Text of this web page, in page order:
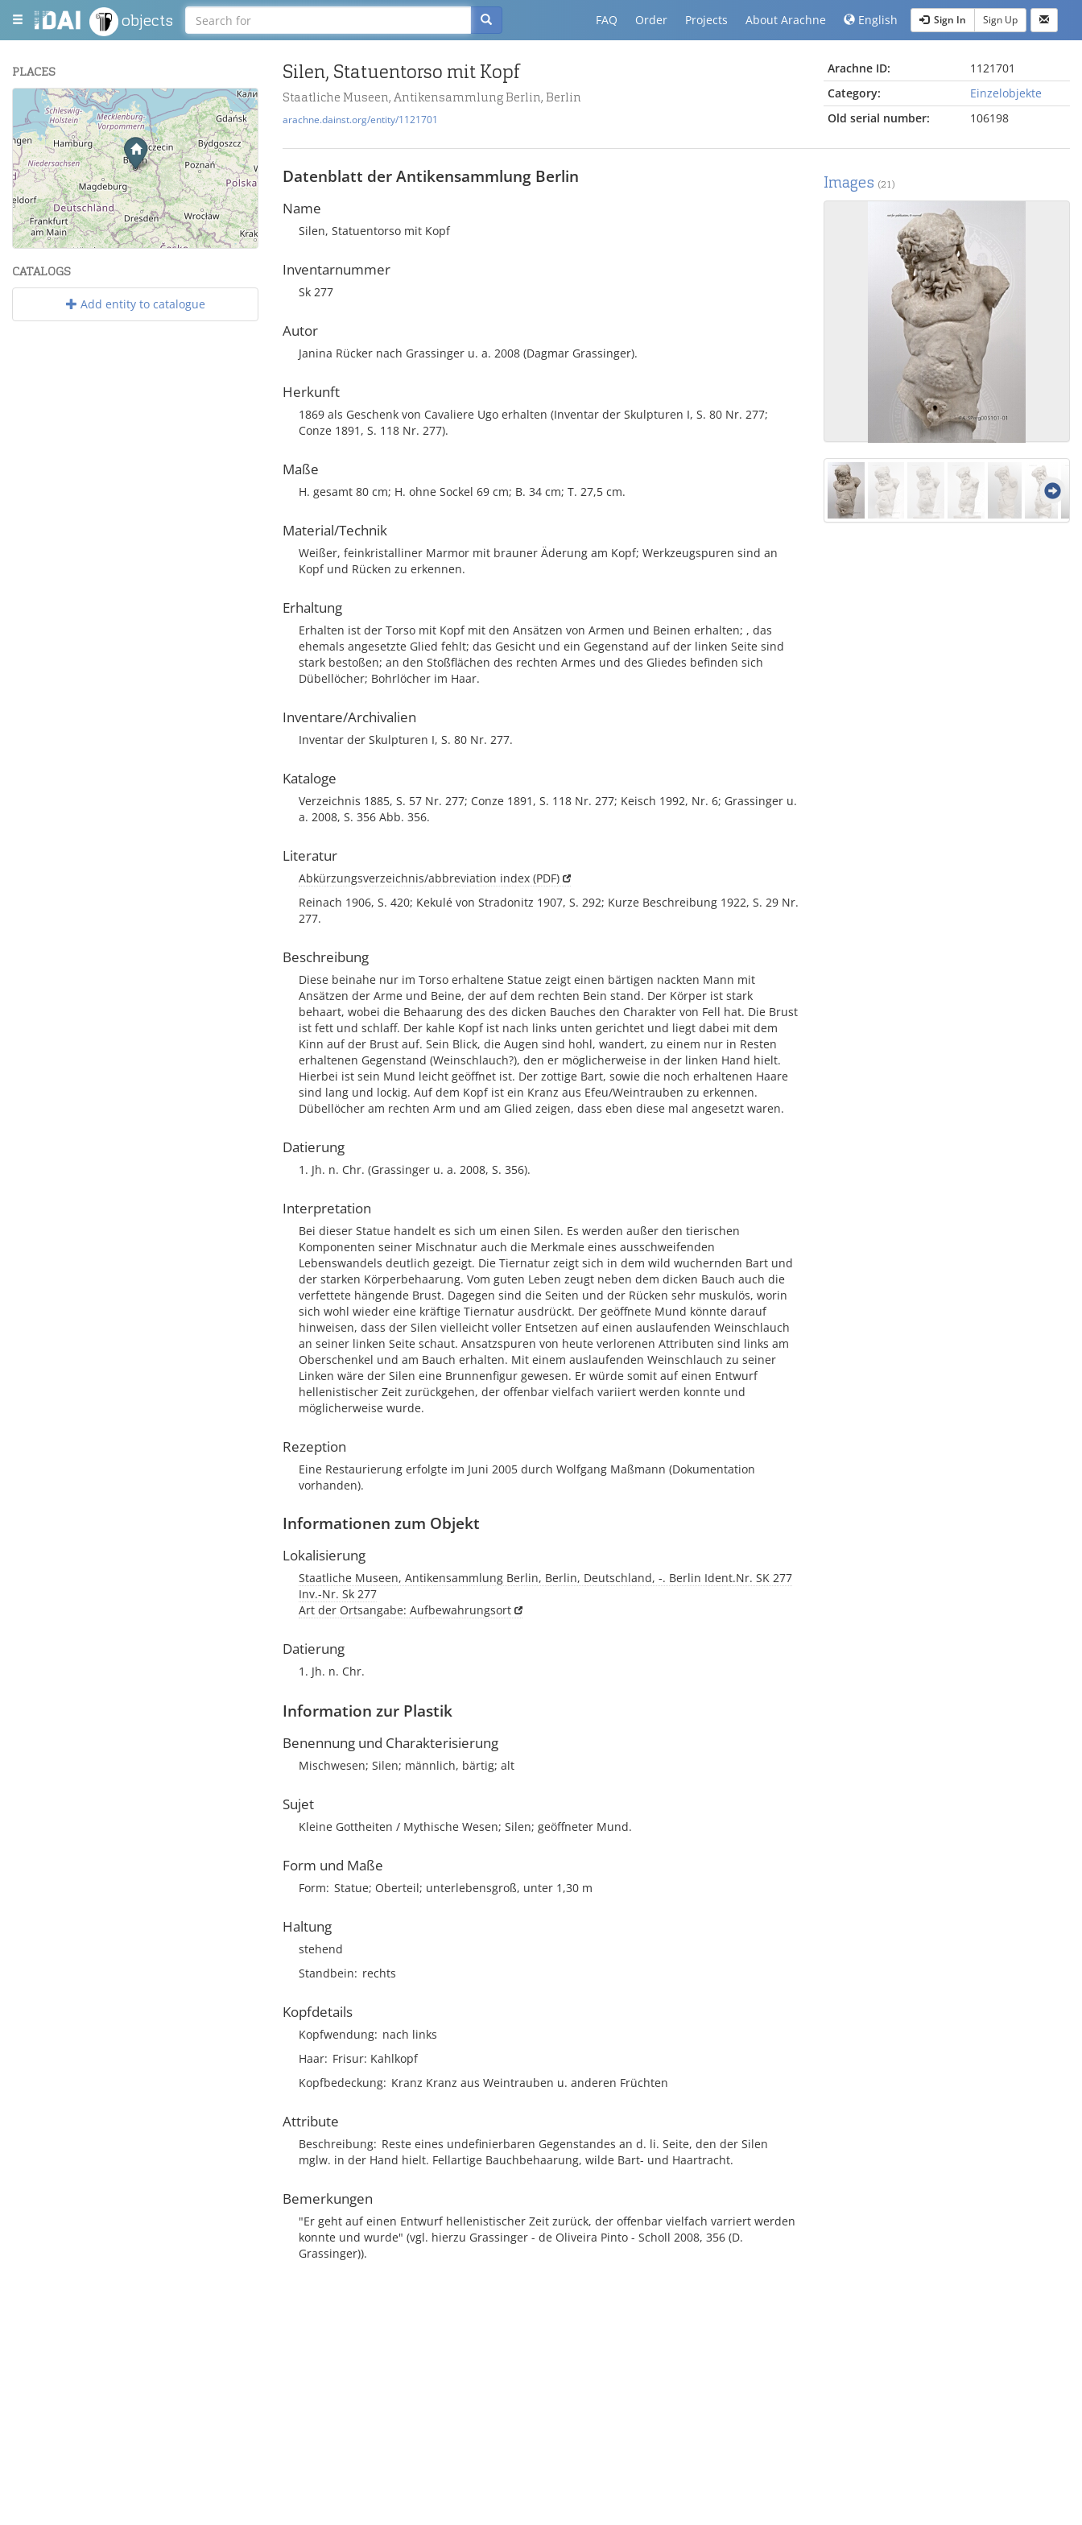
objects FAQ Order Projects About Arachne English Sign In Sign Up
PLACES
+
−
Leaflet| Maps and Data ©OpenStreetMap.
CATALOGS
Add entity to catalogue
Silen, Statuentorso mit Kopf
Staatliche Museen, Antikensammlung Berlin, Berlin
arachne.dainst.org/entity/1121701
Arachne ID:
1121701
Category:
Einzelobjekte
Old serial number:
106198
Datenblatt der Antikensammlung Berlin
Name
Silen, Statuentorso mit Kopf
Inventarnummer
Sk 277
Autor
Janina Rücker nach Grassinger u. a. 2008 (Dagmar Grassinger).
Herkunft
1869 als Geschenk von Cavaliere Ugo erhalten (Inventar der Skulpturen I, S. 80 Nr. 277;
Conze 1891, S. 118 Nr. 277).
Maße
H. gesamt 80 cm; H. ohne Sockel 69 cm; B. 34 cm; T. 27,5 cm.
Material/Technik
Weißer, feinkristalliner Marmor mit brauner Äderung am Kopf; Werkzeugspuren sind an
Kopf und Rücken zu erkennen.
Erhaltung
Erhalten ist der Torso mit Kopf mit den Ansätzen von Armen und Beinen erhalten; , das
ehemals angesetzte Glied fehlt; das Gesicht und ein Gegenstand auf der linken Seite sind
stark bestoßen; an den Stoßflächen des rechten Armes und des Gliedes befinden sich
Dübellöcher; Bohrlöcher im Haar.
Inventare/Archivalien
Inventar der Skulpturen I, S. 80 Nr. 277.
Kataloge
Verzeichnis 1885, S. 57 Nr. 277; Conze 1891, S. 118 Nr. 277; Keisch 1992, Nr. 6; Grassinger u.
a. 2008, S. 356 Abb. 356.
Literatur
Abkürzungsverzeichnis/abbreviation index (PDF)
Reinach 1906, S. 420; Kekulé von Stradonitz 1907, S. 292; Kurze Beschreibung 1922, S. 29 Nr.
277.
Beschreibung
Diese beinahe nur im Torso erhaltene Statue zeigt einen bärtigen nackten Mann mit
Ansätzen der Arme und Beine, der auf dem rechten Bein stand. Der Körper ist stark
behaart, wobei die Behaarung des des dicken Bauches den Charakter von Fell hat. Die Brust
ist fett und schlaff. Der kahle Kopf ist nach links unten gerichtet und liegt dabei mit dem
Kinn auf der Brust auf. Sein Blick, die Augen sind hohl, wandert, zu einem nur in Resten
erhaltenen Gegenstand (Weinschlauch?), den er möglicherweise in der linken Hand hielt.
Hierbei ist sein Mund leicht geöffnet ist. Der zottige Bart, sowie die noch erhaltenen Haare
sind lang und lockig. Auf dem Kopf ist ein Kranz aus Efeu/Weintrauben zu erkennen.
Dübellöcher am rechten Arm und am Glied zeigen, dass eben diese mal angesetzt waren.
Datierung
1. Jh. n. Chr. (Grassinger u. a. 2008, S. 356).
Interpretation
Bei dieser Statue handelt es sich um einen Silen. Es werden außer den tierischen
Komponenten seiner Mischnatur auch die Merkmale eines ausschweifenden
Lebenswandels deutlich gezeigt. Die Tiernatur zeigt sich in dem wild wuchernden Bart und
der starken Körperbehaarung. Vom guten Leben zeugt neben dem dicken Bauch auch die
verfettete hängende Brust. Dagegen sind die Seiten und der Rücken sehr muskulös, worin
sich wohl wieder eine kräftige Tiernatur ausdrückt. Der geöffnete Mund könnte darauf
hinweisen, dass der Silen vielleicht voller Entsetzen auf einen auslaufenden Weinschlauch
an seiner linken Seite schaut. Ansatzspuren von heute verlorenen Attributen sind links am
Oberschenkel und am Bauch erhalten. Mit einem auslaufenden Weinschlauch zu seiner
Linken wäre der Silen eine Brunnenfigur gewesen. Er würde somit auf einen Entwurf
hellenistischer Zeit zurückgehen, der offenbar vielfach variiert werden konnte und
möglicherweise wurde.
Rezeption
Eine Restaurierung erfolgte im Juni 2005 durch Wolfgang Maßmann (Dokumentation
vorhanden).
Informationen zum Objekt
Lokalisierung
Staatliche Museen, Antikensammlung Berlin, Berlin, Deutschland, -. Berlin Ident.Nr. SK 277
Inv.-Nr. Sk 277
Art der Ortsangabe: Aufbewahrungsort
Datierung
1. Jh. n. Chr.
Information zur Plastik
Benennung und Charakterisierung
Mischwesen; Silen; männlich, bärtig; alt
Sujet
Kleine Gottheiten / Mythische Wesen; Silen; geöffneter Mund.
Form und Maße
Form Statue; Oberteil; unterlebensgroß, unter 1,30 m
Haltung
stehend
Standbein
rechts
Kopfdetails
Kopfwendung nach links
Haar Frisur Kahlkopf
Kopfbedeckung Kranz Kranz aus Weintrauben u. anderen Früchten
Attribute
Beschreibung Reste eines undefinierbaren Gegenstandes an d. li. Seite, den der Silen
mglw. in der Hand hielt. Fellartige Bauchbehaarung, wilde Bart- und Haartracht.
Bemerkungen
"Er geht auf einen Entwurf hellenistischer Zeit zurück, der offenbar vielfach varriert werden
konnte und wurde" (vgl. hierzu Grassinger - de Oliveira Pinto - Scholl 2008, 356 (D.
Grassinger)).
Images (21)